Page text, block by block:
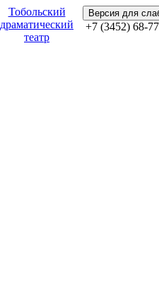
Тобольский
драматический
театр
Версия для
+7 (3452) 68-